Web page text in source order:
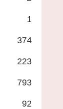
1
374
223
793
92